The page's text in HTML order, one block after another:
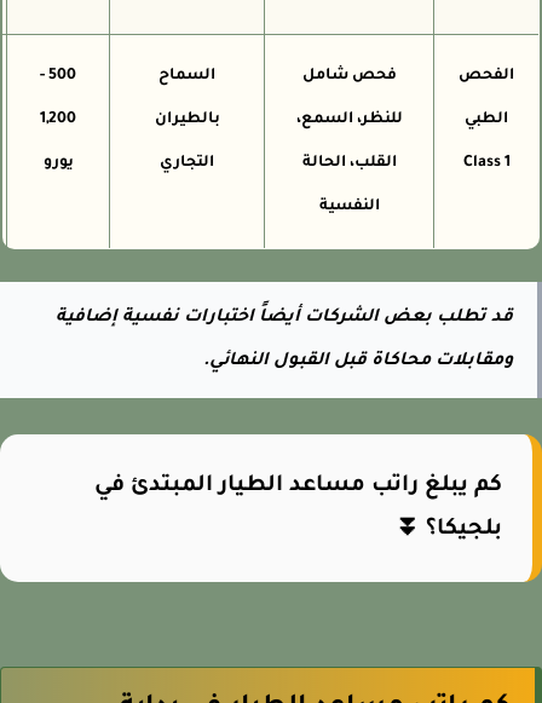
الفحص
الطبي
Class 1
فحص شامل
للنظر، السمع،
القلب، الحالة
النفسية
السماح
بالطيران
التجاري
500 -
1,200
يورو
قد تطلب بعض الشركات أيضاً اختبارات نفسية إضافية
ومقابلات محاكاة قبل القبول النهائي.
كم يبلغ راتب مساعد الطيار المبتدئ في
بلجيكا؟ ⏬